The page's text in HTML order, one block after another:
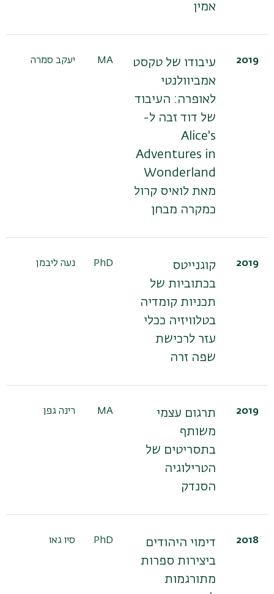
אמין
2019
עיבודו של טקסט
אמביוולנטי
לאופרה: העיבוד
של דוד זבה ל-
Alice's
Adventures in
Wonderland
מאת לואיס קרול
כמקרה מבחן
MA יעקב סמרה
2019
קוגנייטס
בכתוביות של
תכניות קומדיה
בטלוויזיה ככלי
עזר לרכישת
שפה זרה
PhD נעה ליבמן
2019
תרגום עצמי
משותף
בתסריטים של
הטרילוגיה
הסנדק
MA רינה גפן
2018
דימוי היהודים
ביצירות ספרות
מתורגמות
PhD סיו גאו